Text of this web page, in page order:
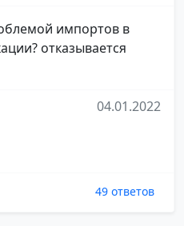
импортов в
отказывается
04.01.2022
49 ответов